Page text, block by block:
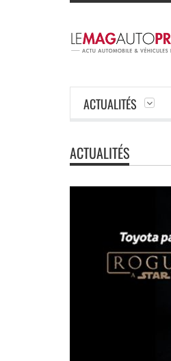
ACTUALITÉS
ACTUALITÉS